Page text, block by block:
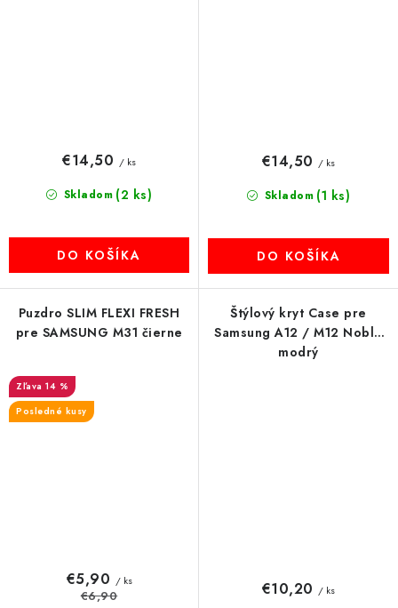
Skladom (2 ks)
€14,50 / ks
DO KOŠÍKA
Skladom (1 ks)
€14,50 / ks
DO KOŠÍKA
Puzdro SLIM FLEXI FRESH
pre SAMSUNG M31 čierne
14 %
Posledné kusy
€5,90 / ks
€6,90
Štýlový kryt Case pre
Samsung A12 / M12 Noble
modrý
€10,20 / ks